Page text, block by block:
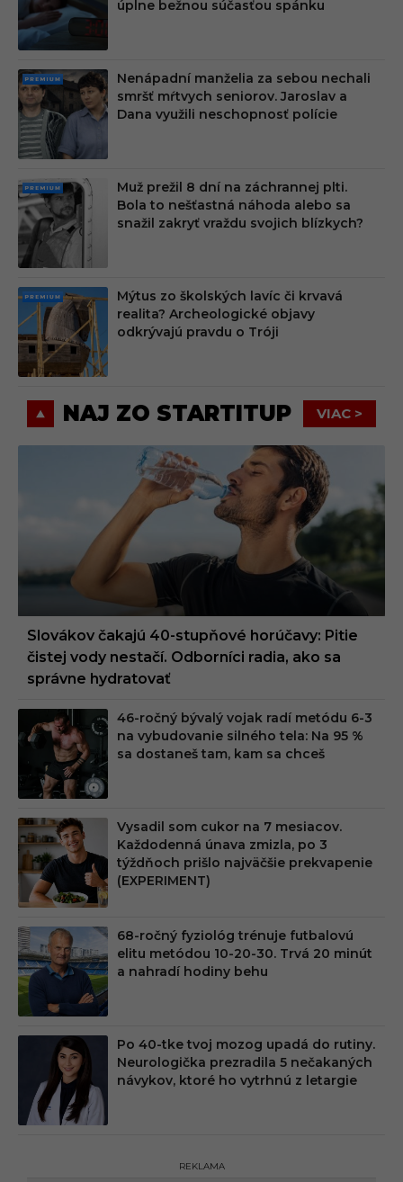
M
úplne bežnou súčasťou spánku
PRE
MIU
M
Nenápadní manželia za sebou nechali
smršť mŕtvych seniorov. Jaroslav a
Dana využili neschopnosť polície
PRE
MIU
M
Muž prežil 8 dní na záchrannej plti.
Bola to nešťastná náhoda alebo sa
snažil zakryť vraždu svojich blízkych?
PRE
MIU
M
Mýtus zo školských lavíc či krvavá
realita? Archeologické objavy
odkrývajú pravdu o Tróji
NAJ ZO STARTITUP VIAC >
Slovákov čakajú 40-stupňové horúčavy: Pitie
čistej vody nestačí. Odborníci radia, ako sa
správne hydratovať
46-ročný bývalý vojak radí metódu 6-3
na vybudovanie silného tela: Na 95 %
sa dostaneš tam, kam sa chceš
Vysadil som cukor na 7 mesiacov.
Každodenná únava zmizla, po 3
týždňoch prišlo najväčšie prekvapenie
(EXPERIMENT)
68-ročný fyziológ trénuje futbalovú
elitu metódou 10-20-30. Trvá 20 minút
a nahradí hodiny behu
Po 40-tke tvoj mozog upadá do rutiny.
Neurologička prezradila 5 nečakaných
návykov, ktoré ho vytrhnú z letargie
REKLAMA